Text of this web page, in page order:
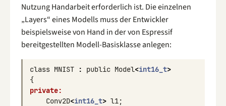
Nutzung Handarbeit erforderlich ist. Die einzelnen
„Layers“ eines Modells muss der Entwickler
beispielsweise von Hand in der von Espressif
bereitgestellten Modell-Basisklasse anlegen:
class MNIST : public Model<int16_t>
{
private:
Conv2D<int16_t> l1 ;